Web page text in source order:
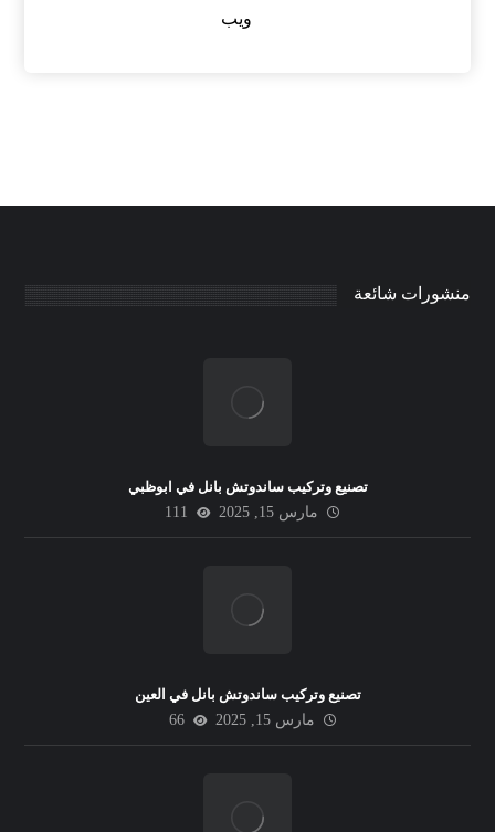
ويب
منشورات شائعة
تصنيع وتركيب ساندوتش بانل في ابوظبي
مارس 15, 2025
111
تصنيع وتركيب ساندوتش بانل في العين
مارس 15, 2025
66